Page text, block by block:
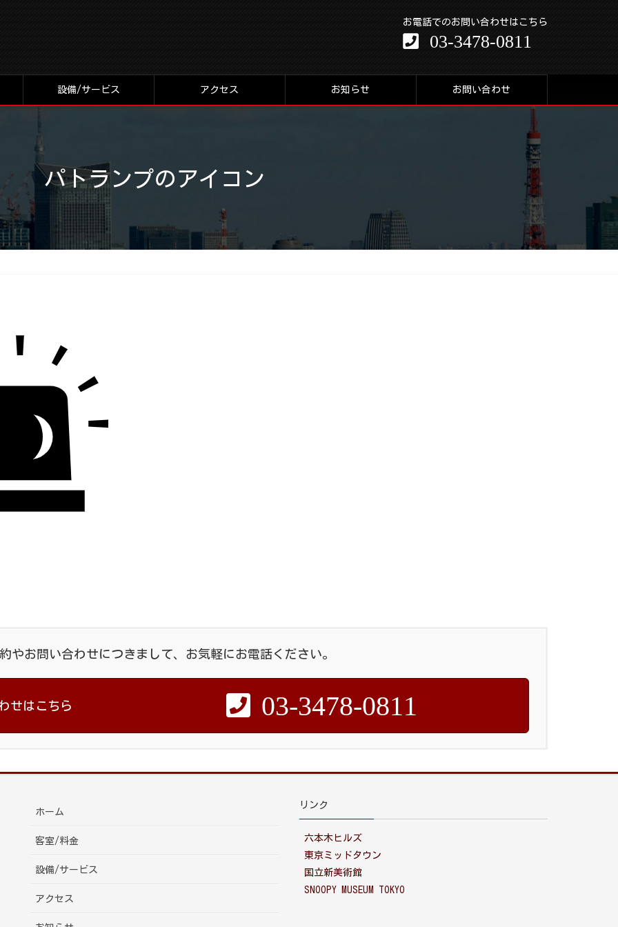
お電話でのお問い合わせはこちら
03-3478-0811
設備/サービス アクセス お知らせ お問い合わせ
パトランプのアイコン
やお問い合わせにつきまして、お気軽にお電話ください。
せはこちら 03-3478-0811
ホーム
客室/料金
設備/サービス
アクセス
リンク
六本木ヒルズ
東京ミッドタウン
国立新美術館
SNOOPY MUSEUM TOKYO